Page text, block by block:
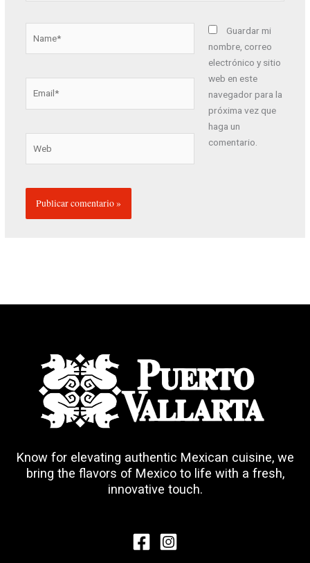
Guardar mi
nombre, correo
electrónico y sitio
web en este
navegador para la
próxima vez que
haga un
comentario.
Know for elevating authentic Mexican cuisine, we
bring the flavors of Mexico to life with a fresh,
innovative touch.